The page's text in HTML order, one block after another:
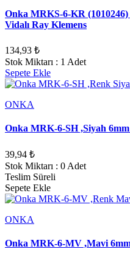
Onka MRKS-6-KR (1010246)
Vidalı Ray Klemens
134,93 ₺
Stok Miktarı : 1 Adet
Sepete Ekle
ONKA
Onka MRK-6-SH ,Siyah
39,94 ₺
Stok Miktarı : 0 Adet
Teslim Süreli
Sepete Ekle
ONKA
Onka MRK-6-MV ,Mavi